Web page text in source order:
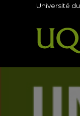
Université